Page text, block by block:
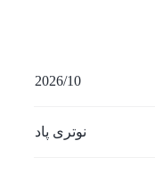
2026/10
نوتری پاد